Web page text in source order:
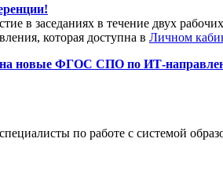
в заседаниях в течение двух
которая доступна в Личном
новые ФГОС СПО по ИТ-
по работе с системой